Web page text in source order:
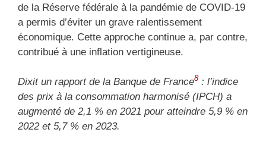
de la Réserve fédérale à la pandémie de COVID-19
a permis d’éviter un grave ralentissement
économique. Cette approche continue a, par contre,
contribué à une inflation vertigineuse.
Dixit un rapport de la Banque de France8 : l’indice
des prix à la consommation harmonisé (IPCH) a
augmenté de 2,1 % en 2021 pour atteindre 5,9 % en
2022 et 5,7 % en 2023.